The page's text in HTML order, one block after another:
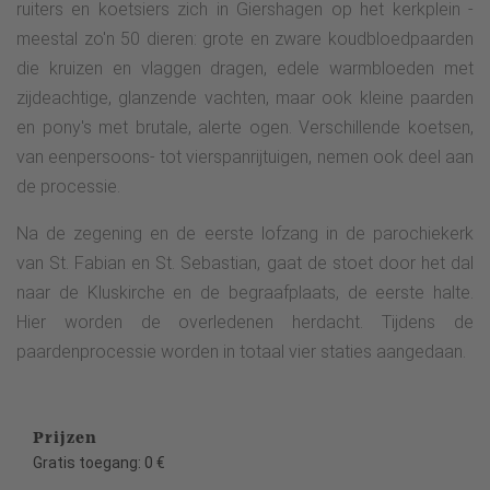
ruiters en koetsiers zich in Giershagen op het kerkplein -
meestal zo'n 50 dieren: grote en zware koudbloedpaarden
die kruizen en vlaggen dragen, edele warmbloeden met
zijdeachtige, glanzende vachten, maar ook kleine paarden
en pony's met brutale, alerte ogen. Verschillende koetsen,
van eenpersoons- tot vierspanrijtuigen, nemen ook deel aan
de processie.
Na de zegening en de eerste lofzang in de parochiekerk
van St. Fabian en St. Sebastian, gaat de stoet door het dal
naar de Kluskirche en de begraafplaats, de eerste halte.
Hier worden de overledenen herdacht. Tijdens de
paardenprocessie worden in totaal vier staties aangedaan.
Prijzen
Gratis toegang: 0 €